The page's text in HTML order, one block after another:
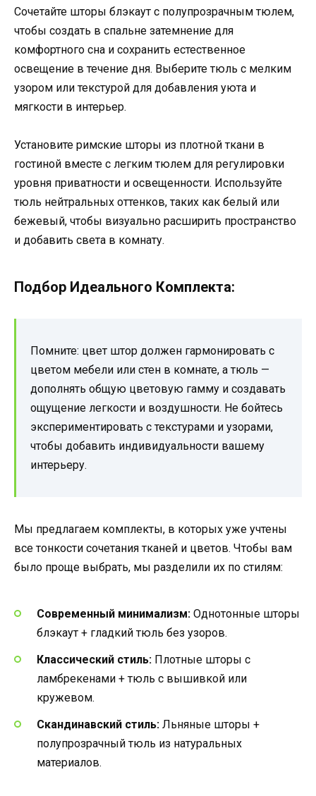
Сочетайте шторы блэкаут с полупрозрачным тюлем,
чтобы создать в спальне затемнение для
комфортного сна и сохранить естественное
освещение в течение дня. Выберите тюль с мелким
узором или текстурой для добавления уюта и
мягкости в интерьер.
Установите римские шторы из плотной ткани в
гостиной вместе с легким тюлем для регулировки
уровня приватности и освещенности. Используйте
тюль нейтральных оттенков, таких как белый или
бежевый, чтобы визуально расширить пространство
и добавить света в комнату.
Подбор Идеального Комплекта:
Помните: цвет штор должен гармонировать с
цветом мебели или стен в комнате, а тюль —
дополнять общую цветовую гамму и создавать
ощущение легкости и воздушности. Не бойтесь
экспериментировать с текстурами и узорами,
чтобы добавить индивидуальности вашему
интерьеру.
Мы предлагаем комплекты, в которых уже учтены
все тонкости сочетания тканей и цветов. Чтобы вам
было проще выбрать, мы разделили их по стилям:
Современный минимализм: Однотонные шторы
блэкаут + гладкий тюль без узоров.
Классический стиль: Плотные шторы с
ламбрекенами + тюль с вышивкой или
кружевом.
Скандинавский стиль: Льняные шторы +
полупрозрачный тюль из натуральных
материалов.